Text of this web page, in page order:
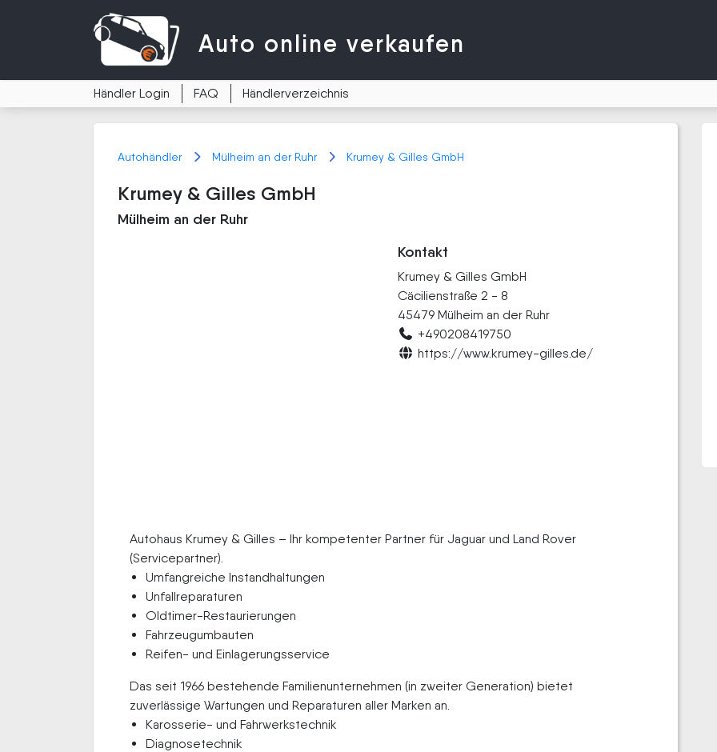
Auto online verkaufen
Händler Login FAQ Händlerverzeichnis
Autohändler Mülheim an der Ruhr Krumey & Gilles GmbH
Krumey & Gilles GmbH
Mülheim an der Ruhr
Kontakt
Krumey & Gilles GmbH
Cäcilienstraße 2 - 8
45479 Mülheim an der Ruhr
+490208419750
https://www.krumey-gilles.de/
Autohaus Krumey & Gilles – Ihr kompetenter Partner für Jaguar und Land Rover
(Servicepartner).
Umfangreiche Instandhaltungen
Unfallreparaturen
Oldtimer-Restaurierungen
Fahrzeugumbauten
Reifen- und Einlagerungsservice
Das seit 1966 bestehende Familienunternehmen (in zweiter Generation) bietet
zuverlässige Wartungen und Reparaturen aller Marken an.
Karosserie- und Fahrwerkstechnik
Diagnosetechnik